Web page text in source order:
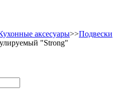
аксесуары>>Подвески
"Strong"